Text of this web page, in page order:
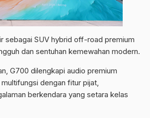
sebagai SUV hybrid off-road premium
dan sentuhan kemewahan modern.
G700 dilengkapi audio premium
dengan fitur pijat,
berkendara yang setara kelas